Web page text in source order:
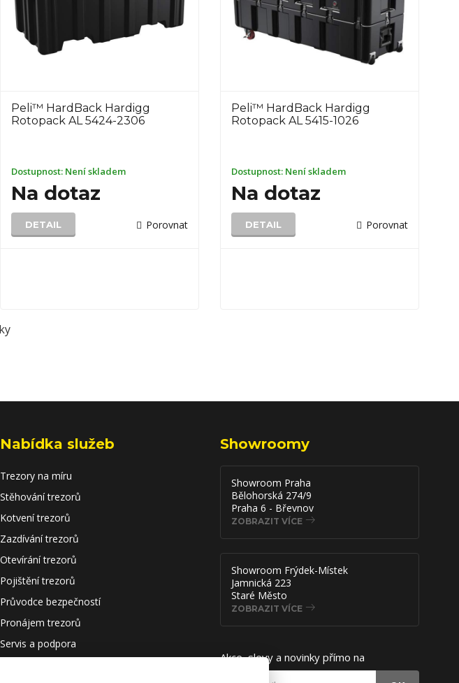
Peli™ HardBack Hardigg
Rotopack AL 5424-2306
Dostupnost: Není skladem
Na dotaz
DETAIL Porovnat
Peli™ HardBack Hardigg
Rotopack AL 5415-1026
Dostupnost: Není skladem
Na dotaz
DETAIL Porovnat
Nabídka služeb
Trezory na míru
Stěhování trezorů
Kotvení trezorů
Zazdívání trezorů
Otevírání trezorů
Pojištění trezorů
Průvodce bezpečností
Pronájem trezorů
Servis a podpora
Showroomy
Showroom Praha
Bělohorská 274/9
Praha 6 - Břevnov
ZOBRAZIT VÍCE
Showroom Frýdek-Místek
Jamnická 223
Staré Město
ZOBRAZIT VÍCE
Akce, slevy a novinky přímo na